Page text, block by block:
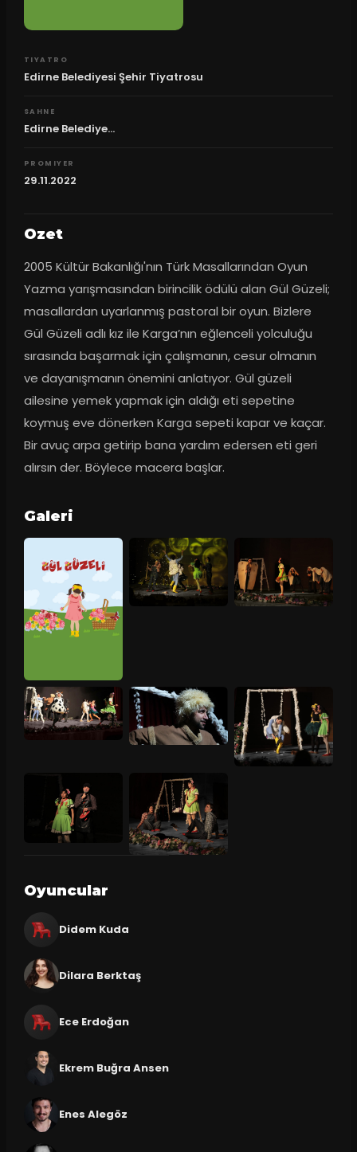
TIYATRO
Edirne Belediyesi Şehir Tiyatrosu
SAHNE
Edirne Belediye...
PROMIYER
29.11.2022
Ozet
2005 Kültür Bakanlığı'nın Türk Masallarından Oyun
Yazma yarışmasından birincilik ödülü alan Gül Güzeli;
masallardan uyarlanmış pastoral bir oyun. Bizlere
Gül Güzeli adlı kız ile Karga’nın eğlenceli yolculuğu
sırasında başarmak için çalışmanın, cesur olmanın
ve dayanışmanın önemini anlatıyor. Gül güzeli
ailesine yemek yapmak için aldığı eti sepetine
koymuş eve dönerken Karga sepeti kapar ve kaçar.
Bir avuç arpa getirip bana yardım edersen eti geri
alırsın der. Böylece macera başlar.
Galeri
Oyuncular
Didem Kuda
Dilara Berktaş
Ece Erdoğan
Ekrem Buğra Ansen
Enes Alegöz